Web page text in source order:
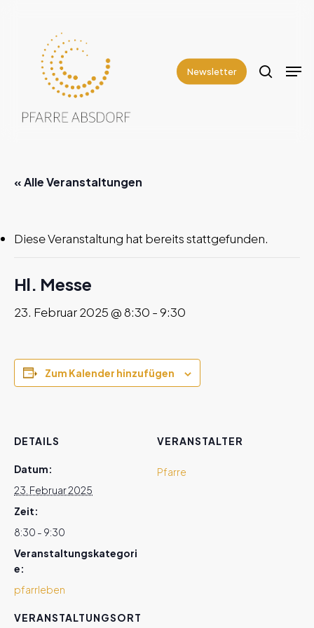
content
Newsletter
« Alle Veranstaltungen
Diese Veranstaltung hat bereits stattgefunden.
Hl. Messe
23. Februar 2025 @ 8:30 -9:30
Zum Kalender hinzufügen
DETAILS
Datum:
23. Februar 2025
Zeit:
8:30 - 9:30
Veranstaltungskategori
e:
pfarrleben
VERANSTALTUNGSORT
VERANSTALTER
Pfarre
Menu